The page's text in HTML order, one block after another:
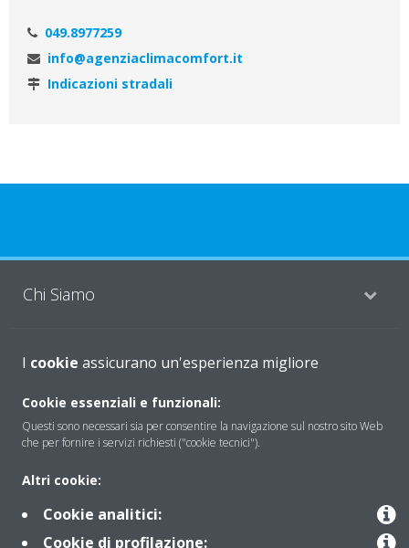
049.8977259
info@agenziaclimacomfort.it
Indicazioni stradali
Chi Siamo
Soluzioni
Contattaci
Periodo di supporto definito
Politica di segnalazione e divulgazione delle vulnerabilità del
I cookie assicurano un'esperienza migliore
Cookie essenziali e funzionali:
Questi sono necessari sia per consentire la navigazione sul nostro sito Web
che per fornire i servizi richiesti ("cookie tecnici").
Altri cookie:
Cookie analitici:
Cookie di profilazione: